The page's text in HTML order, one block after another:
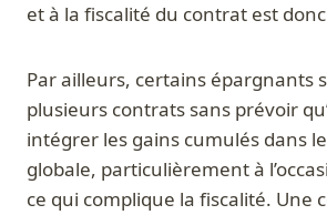
et à la fiscalité du contrat est
Par ailleurs, certains épargnants
plusieurs contrats sans prévoir
intégrer les gains cumulés dans
globale, particulièrement à
ce qui complique la fiscalité. Une